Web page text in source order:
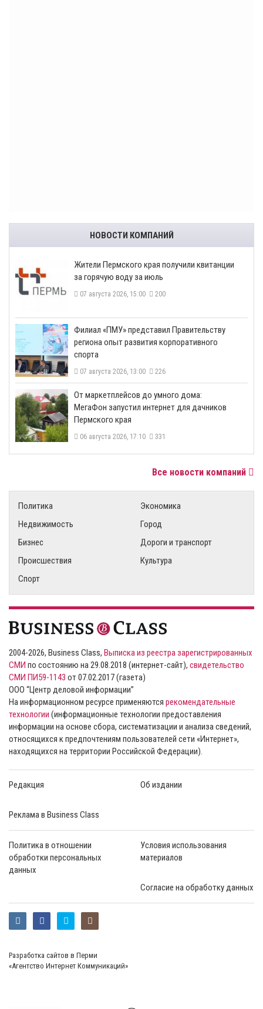
НОВОСТИ КОМПАНИЙ
​Жители Пермского края получили квитанции
за горячую воду за июль
07 августа 2026, 15:00 200
​Филиал «ПМУ» представил Правительству
региона опыт развития корпоративного
спорта
07 августа 2026, 13:00 226
От маркетплейсов до умного дома:
МегаФон запустил интернет для дачников
Пермского края
06 августа 2026, 17:10 331
Все новости компаний
Политика
Экономика
Недвижимость
Город
Бизнес
Дороги и транспорт
Происшествия
Культура
Спорт
2004-2026, Business Class, Выписка из реестра зарегистрированных
СМИ по состоянию на 29.08.2018 (интернет-сайт), свидетельство
СМИ ПИ59-1143 от 07.02.2017 (газета)
ООО “Центр деловой информации”
На информационном ресурсе применяются рекомендательные
технологии (информационные технологии предоставления
информации на основе сбора, систематизации и анализа сведений,
относящихся к предпочтениям пользователей сети «Интернет»,
находящихся на территории Российской Федерации).
Редакция Об издании
Реклама в Business Class
Политика в отношении
обработки персональных
данных
Условия использования
материалов
Согласие на обработку данных
Разработка сайтов в Перми
«Агентство Интернет Коммуникаций»